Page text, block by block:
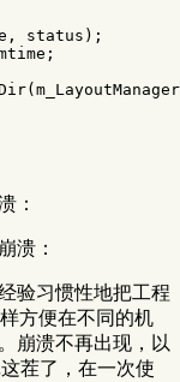
, status );
;
( m_LayoutManager
：
验习惯性地把工程
方便在不同的机
崩溃不再出现，以
茬了，在一次使